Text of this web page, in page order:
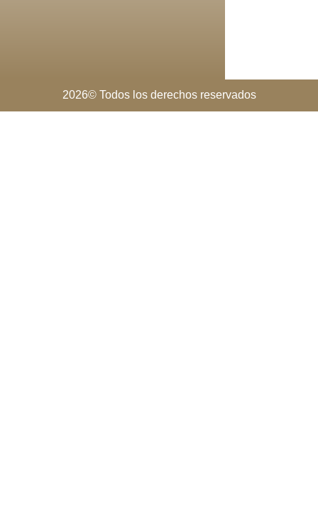
2026© Todos los derechos reservados